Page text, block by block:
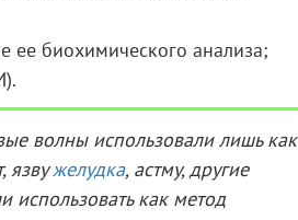
ее биохимического анализа;
волны использовали лишь как
язвужелудка, астму, другие
использовать как метод